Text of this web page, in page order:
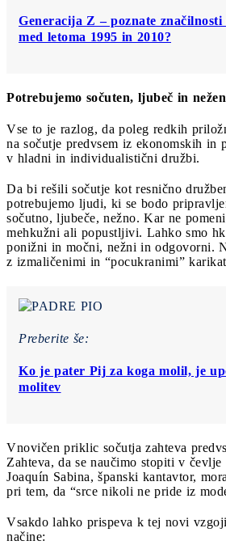
Generacija Z ‒ poznate
med letoma 1995 in 2010?
Potrebujemo sočuten, ljubeč in
Vse to je razlog, da poleg redkih
na sočutje predvsem iz ekonomskih
v hladni in individualistični družbi.
Da bi rešili sočutje kot resnično
potrebujemo ljudi, ki se bodo
sočutno, ljubeče, nežno. Kar ne
mehkužni ali popustljivi. Lahko smo
ponižni in močni, nežni in odgovorni.
z izmaličenimi in “pocukranimi”
Preberite še:
Ko je pater Pij za koga molil, je
molitev
Vnovičen priklic sočutja zahteva
Zahteva, da se naučimo stopiti v
Joaquín Sabina, španski kantavtor,
pri tem, da “srce nikoli ne pride iz
Vsakdo lahko prispeva k tej novi
načine: